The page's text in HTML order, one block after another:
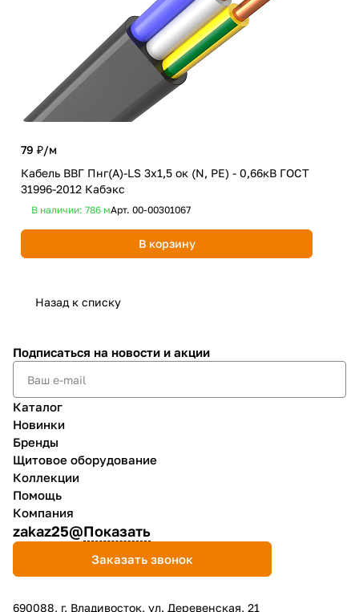
79 ₽/м
Кабель ВВГ Пнг(А)-LS 3х1,5 ок (N, PE) - 0,66кВ ГОСТ
31996-2012 Кабэкс
В наличии: 786 мАрт. 00-00301067
В корзину
Назад к списку
Подписаться на новости и акции
Каталог
Новинки
Бренды
Щитовое оборудование
Коллекции
Помощь
Компания
zakaz25@Показать
Заказать звонок
690088, г. Владивосток, yл. Деревенская, 21